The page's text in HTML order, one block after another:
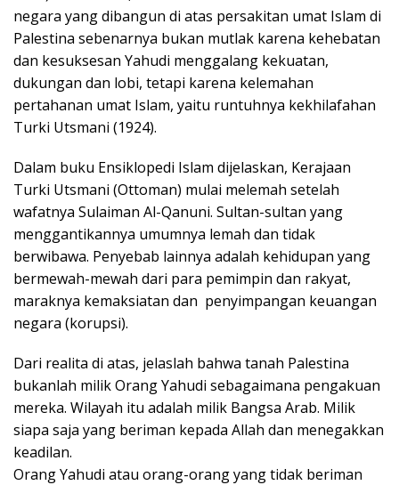
negara yang dibangun di atas persakitan umat Islam di
Palestina sebenarnya bukan mutlak karena kehebatan
dan kesuksesan Yahudi menggalang kekuatan,
dukungan dan lobi, tetapi karena kelemahan
pertahanan umat Islam, yaitu runtuhnya kekhilafahan
Turki Utsmani (1924).
Dalam buku Ensiklopedi Islam dijelaskan, Kerajaan
Turki Utsmani (Ottoman) mulai melemah setelah
wafatnya Sulaiman Al-Qanuni. Sultan-sultan yang
menggantikannya umumnya lemah dan tidak
berwibawa. Penyebab lainnya adalah kehidupan yang
bermewah-mewah dari para pemimpin dan rakyat,
maraknya kemaksiatan dan penyimpangan keuangan
negara (korupsi).
Dari realita di atas, jelaslah bahwa tanah Palestina
bukanlah milik Orang Yahudi sebagaimana pengakuan
mereka. Wilayah itu adalah milik Bangsa Arab. Milik
siapa saja yang beriman kepada Allah dan menegakkan
keadilan.
Orang Yahudi atau orang-orang yang tidak beriman